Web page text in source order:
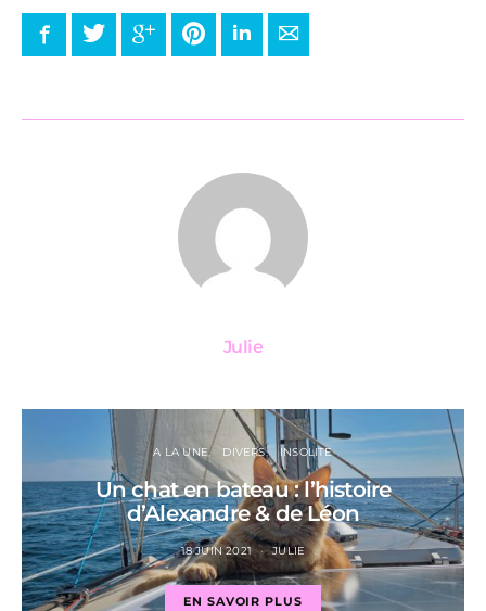
FacebookTwitter Google+ PinterestLinkedInE-mail
Julie
A LA UNE DIVERS INSOLITE
Un chat en bateau : l’histoire
d’Alexandre & de Léon
18 JUIN 2021 JULIE
EN SAVOIR PLUS